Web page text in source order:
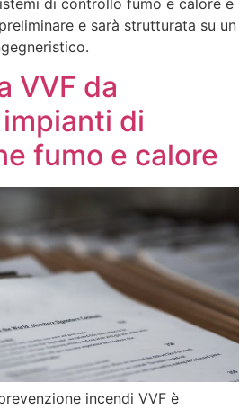
e sarà strutturata su un
VVF da
di
fumo e calore
incendi VVF è